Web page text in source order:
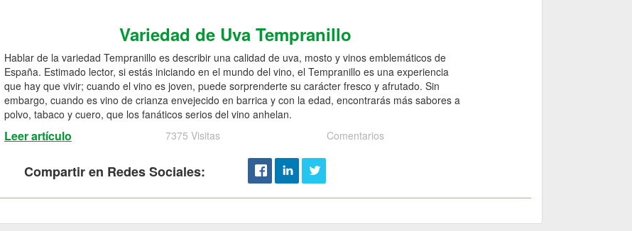
Variedad de Uva Tempranillo
Hablar de la variedad Tempranillo es describir una calidad de uva, mosto y vinos emblemáticos de
España. Estimado lector, si estás iniciando en el mundo del vino, el Tempranillo es una experiencia
que hay que vivir; cuando el vino es joven, puede sorprenderte su carácter fresco y afrutado. Sin
embargo, cuando es vino de crianza envejecido en barrica y con la edad, encontrarás más sabores a
polvo, tabaco y cuero, que los fanáticos serios del vino anhelan.
Leer artículo 7375 Visitas Comentarios
Compartir en Redes Sociales: